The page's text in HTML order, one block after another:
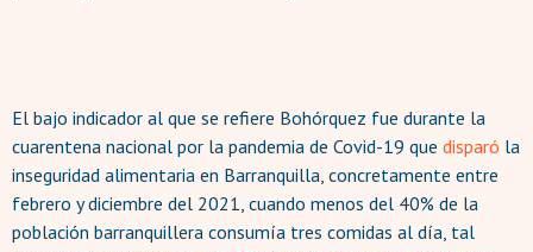
El bajo indicador al que se refiere Bohórquez fue durante la
cuarentena nacional por la pandemia de Covid-19 que disparó la
inseguridad alimentaria en Barranquilla, concretamente entre
febrero y diciembre del 2021, cuando menos del 40% de la
población barranquillera consumía tres comidas al día, tal